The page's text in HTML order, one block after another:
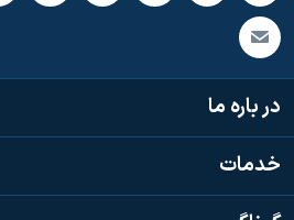
در باره ما
خدمات